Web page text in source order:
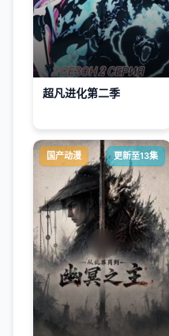
超凡进化第二季
国产动漫 更新至13集